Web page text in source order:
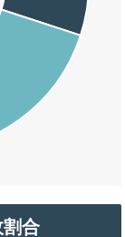
合